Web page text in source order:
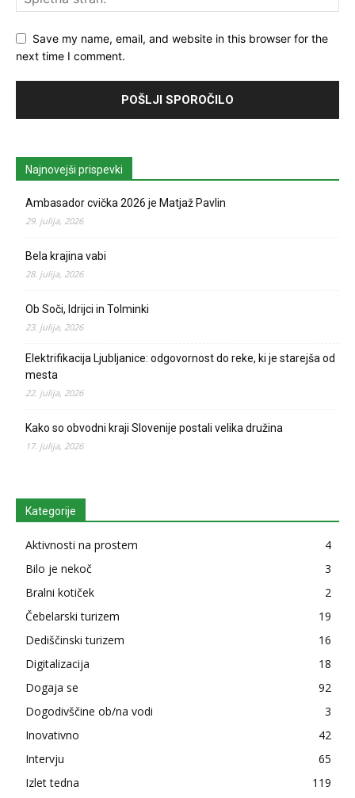
Save my name, email, and website in this browser for the
next time I comment.
Najnovejši prispevki
Ambasador cvička 2026 je Matjaž Pavlin
29. julija, 2026
Bela krajina vabi
28. julija, 2026
Ob Soči, Idrijci in Tolminki
23. julija, 2026
Elektrifikacija Ljubljanice: odgovornost do reke, ki je starejša od
mesta
22. julija, 2026
Kako so obvodni kraji Slovenije postali velika družina
17. julija, 2026
Kategorije
Aktivnosti na prostem
4
Bilo je nekoč
3
Bralni kotiček
2
Čebelarski turizem
19
Dediščinski turizem
16
Digitalizacija
18
Dogaja se
92
Dogodivščine ob/na vodi
3
Inovativno
42
Intervju
65
Izlet tedna
119